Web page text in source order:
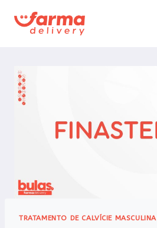
para
TRATAMENTO DE CALVÍCIE MASCULINA